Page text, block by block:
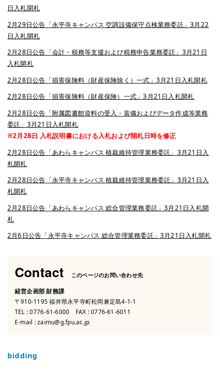
日入札開札
2月29日公告「永平寺キャンパス 空調設備保守点検業務委託」3月22
日入札開札
2月28日公告「会計・税務等支援および税務申告業務委託」3月21日
入札開札
2月28日公告「損害保険料（財産保険除く）一式」3月21日入札開札
2月28日公告「損害保険料（財産保険）一式」3月21日入札開札
2月28日公告「附属図書館資料の受入・装備およびデータ作成等業務
委託」3月21日入札開札
※2月28日 入札説明書における入札および開札日時を修正
2月28日公告「あわらキャンパス 植栽維持管理業務委託」3月21日入
札開札
2月28日公告「永平寺キャンパス 植栽維持管理業務委託」3月21日入
札開札
2月28日公告「あわらキャンパス 総合管理業務委託」3月21日入札開
札
2月6日公告「永平寺キャンパス 総合管理業務委託」3月21日入札開札
Contact このページのお問い合わせ先
経営企画部 財務課
〒910-1195 福井県永平寺町松岡兼定島4-1-1
TEL :0776-61-6000 FAX : 0776-61-6011
E-mail :zaimu@g.fpu.ac.jp
bidding